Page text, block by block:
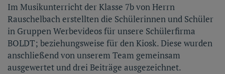
Im Musikunterricht der Klasse 7b von Herrn
Rauschelbach erstellten die Schülerinnen und Schüler
in Gruppen Werbevideos für unsere Schülerfirma
BOLDT; beziehungsweise für den Kiosk. Diese wurden
anschließend von unserem Team gemeinsam
ausgewertet und drei Beiträge ausgezeichnet.